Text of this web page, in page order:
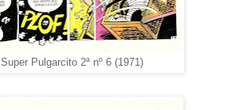
Super Pulgarcito 2ª nº 6 (1971)